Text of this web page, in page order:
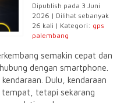
Dipublish pada 3 Juni
2026 | Dilihat sebanyak
26 kali | Kategori: gps
palembang
semakin cepat dan
dengan smartphone.
Dulu, kendaraan
tempat, tetapi sekarang